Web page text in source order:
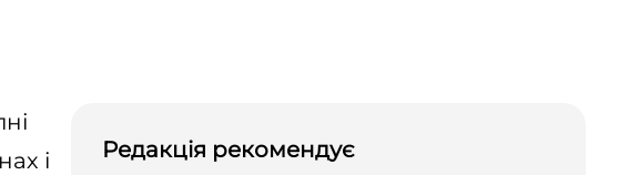
і
Редакція рекомендує